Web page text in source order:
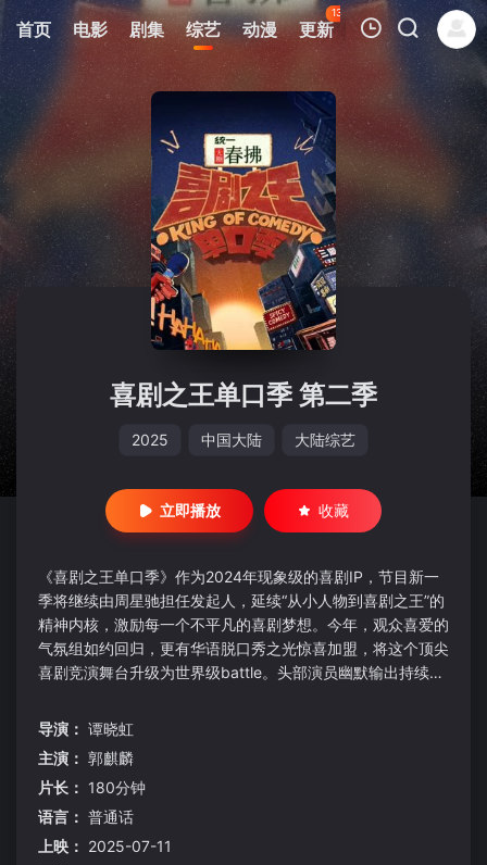
首页 电影 剧集 综艺 动漫 更新
134
热榜 APP
我的观影记录
暂无观看影片的记录
喜剧之王单口季 第二季
2025 中国大陆 大陆综艺
立即播放 收藏
《喜剧之王单口季》作为2024年现象级的喜剧IP，节目新一
季将继续由周星驰担任发起人，延续“从小人物到喜剧之王”的
精神内核，激励每一个不平凡的喜剧梦想。今年，观众喜爱的
气氛组如约回归，更有华语脱口秀之光惊喜加盟，将这个顶尖
喜剧竞演舞台升级为世界级battle。头部演员幽默输出持续在
新老演员同台较量，争夺年度总冠军。
导演： 谭晓虹
主演： 郭麒麟
片长： 180分钟
语言： 普通话
上映： 2025-07-11